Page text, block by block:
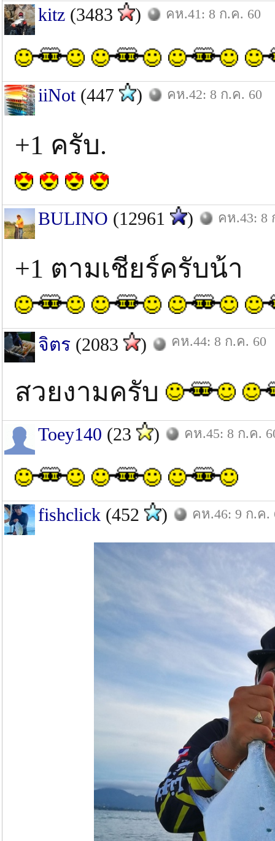
kitz (3483 ) คห.41: 8 ก.ค. 60
iiNot(447 ) คห.42: 8 ก.ค. 60
+1 ครับ.
BULINO (12961 ) คห.43: 8
+1 ตามเชียร์ครับน้า
จิตร (2083 ) คห.44: 8 ก.ค. 60
สวยงามครับ
Toey140 (23 ) คห.45: 8 ก.ค.
fishclick (452 ) คห.46: 9 ก.ค.